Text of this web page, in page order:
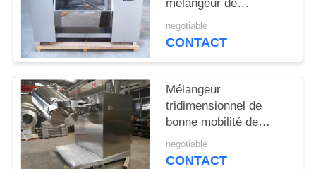
POLICY
mélangeur de
cannelure de la
machine ch de
résident
negotiable
CONTACT
Mélangeur
tridimensionnel de
bonne mobilité de
machine de mélangeur
de l'industrie
negotiable
CONTACT